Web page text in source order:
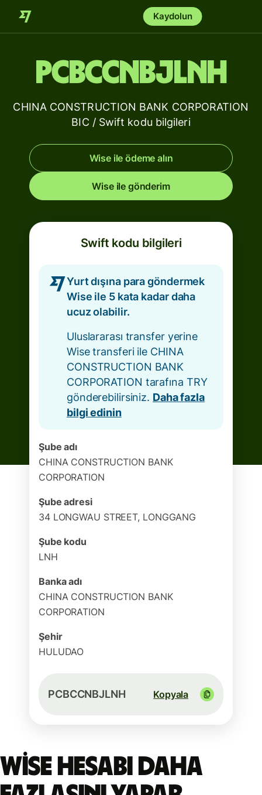
Kaydolun
PCBCCNBJLNH
CHINA CONSTRUCTION BANK CORPORATION
BIC / Swift kodu bilgileri
Wise ile ödeme alın
Wise ile gönderim
Swift kodu bilgileri
Yurt dışına para göndermek
Wise ile 5 kata kadar daha
ucuz olabilir.
Uluslararası transfer yerine
Wise transferi ile CHINA
CONSTRUCTION BANK
CORPORATION tarafına TRY
gönderebilirsiniz. Daha fazla
bilgi edinin
Şube adı
CHINA CONSTRUCTION BANK
CORPORATION
Şube adresi
34 LONGWAU STREET, LONGGANG
Şube kodu
LNH
Banka adı
CHINA CONSTRUCTION BANK
CORPORATION
Şehir
HULUDAO
PCBCCNBJLNH Kopyala
Wise hesabı daha